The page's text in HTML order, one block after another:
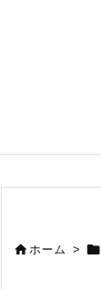
ホーム > 